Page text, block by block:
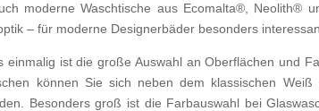
moderne Waschtische aus Ecomalta®, Neolith®
– für moderne Designerbäder besonders
einmalig ist die große Auswahl an Oberflächen und
können Sie sich neben dem klassischen
Besonders groß ist die Farbauswahl bei